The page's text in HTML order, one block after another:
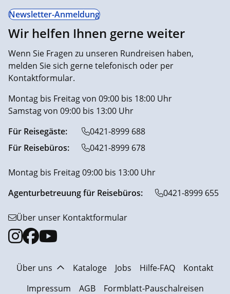
Newsletter-Anmeldung
Wir helfen Ihnen gerne weiter
Wenn Sie Fragen zu unseren Rundreisen haben,
melden Sie sich gerne telefonisch oder per
Kontaktformular.
Montag bis Freitag von 09:00 bis 18:00 Uhr
Samstag von 09:00 bis 13:00 Uhr
Für Reisegäste:
0421-8999 688
Für Reisebüros:
0421-8999 678
Montag bis Freitag 09:00 bis 13:00 Uhr
Agenturbetreuung für Reisebüros:
0421-8999 655
Über unser Kontaktformular
Über uns Kataloge Jobs Hilfe-FAQ
Kontakt
Impressum
AGB Formblatt-Pauschalreisen